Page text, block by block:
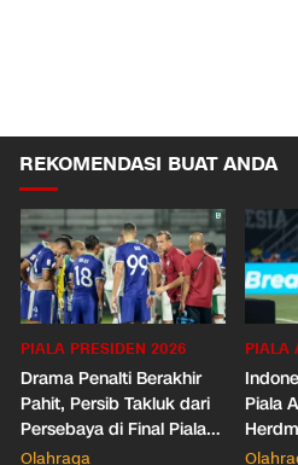
REKOMENDASI BUAT ANDA
PIALA PRESIDEN 2026
Drama Penalti Berakhir
Pahit, Persib Takluk dari
Persebaya di Final Piala
Presiden 2026
Olahraga
PIALA
Piala
Wasit